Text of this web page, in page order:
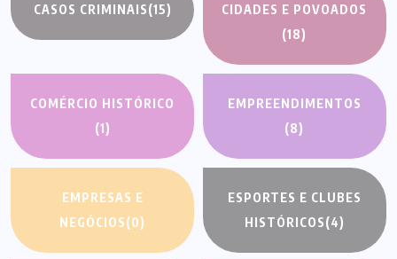
CASOS CRIMINAIS(15)
CIDADES E POVOADOS
(18)
COMÉRCIO HISTÓRICO
(1)
EMPREENDIMENTOS
(8)
EMPRESAS E
NEGÓCIOS(0)
ESPORTES E CLUBES
HISTÓRICOS(4)